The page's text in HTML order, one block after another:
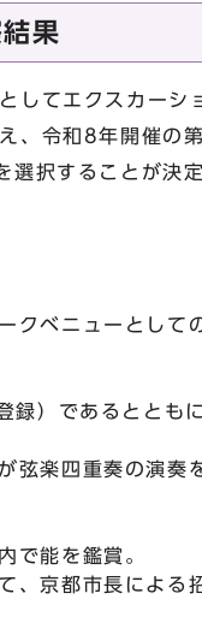
果
してエクスカー
、令和8年開催の
択することが決定
クベニューとして
）であるととも
弦楽四重奏の演奏
で能を鑑賞。
、京都市長による